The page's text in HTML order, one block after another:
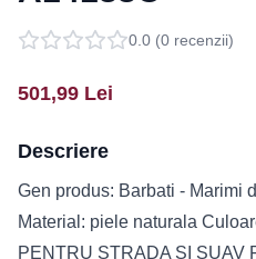
0.0 (0 recenzii)
501,99 Lei
Descriere
Gen produs: Barbati - Marimi
Material: piele naturala
PENTRU STRADA SI SUAV